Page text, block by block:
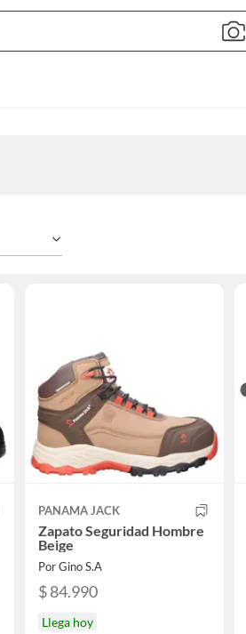
Bar
PANAMA JACK
Zapato Seguridad Hombre
Beige
Por Gino S.A
$ 84.990
Llega hoy